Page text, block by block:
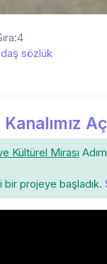
sözlük
Kültürel Mirası
projeye başladık.